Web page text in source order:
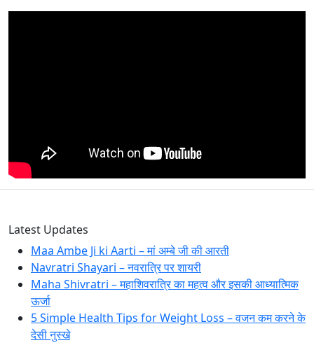
Latest Updates
Maa Ambe Ji ki Aarti – मां अम्बे जी की आरती
Navratri Shayari – नवरात्रि पर शायरी
Maha Shivratri – महाशिवरात्रि का महत्व और इसकी आध्यात्मिक
ऊर्जा
5 Simple Health Tips for Weight Loss – वजन कम करने के
देसी नुस्खे